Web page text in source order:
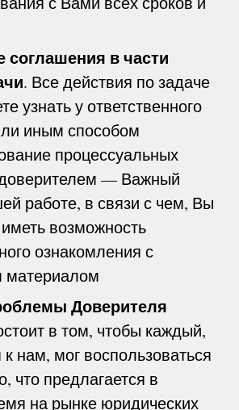
соглашения в части
. Все действия по задаче
узнать у ответственного
иным способом
процессуальных
— Важный
работе, в связи с чем, Вы
возможность
ознакомления с
материалом
Доверителя
в том, чтобы каждый,
нам, мог воспользоваться
что предлагается в
на рынке юридических